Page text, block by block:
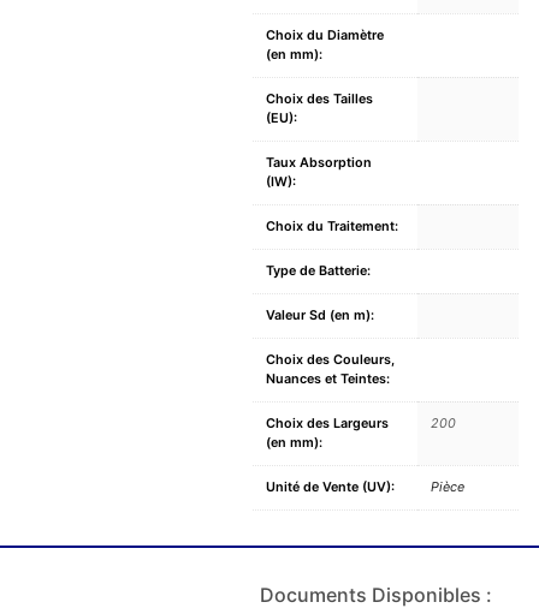
Choix du Diamètre
(en mm):
Choix des Tailles
(EU):
Taux Absorption
(IW):
Choix du Traitement:
Type de Batterie:
Valeur Sd (en m):
Choix des Couleurs,
Nuances et Teintes:
Choix des Largeurs
(en mm):
200
Unité de Vente (UV): Pièce
Documents Disponibles :